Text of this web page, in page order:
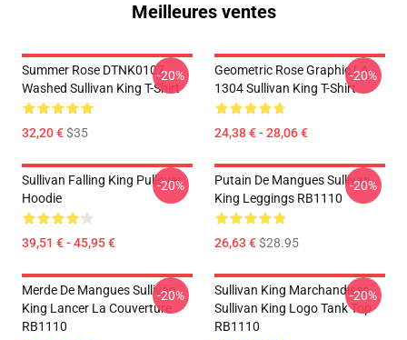
Meilleures ventes
Summer Rose DTNK0107
Washed Sullivan King T-Shirt
32,20 €$35
-20%
Geometric Rose Graphic LA
1304 Sullivan King T-Shirt
24,38 € - 28,06 €
-20%
Sullivan Falling King Pullover
Hoodie
39,51 € - 45,95 €
-20%
Putain De Mangues Sullivan
King Leggings RB1110
26,63 €$28.95
-20%
Merde De Mangues Sullivan
King Lancer La Couverture
RB1110
-20%
Sullivan King Marchandises
Sullivan King Logo Tank Top
RB1110
-20%